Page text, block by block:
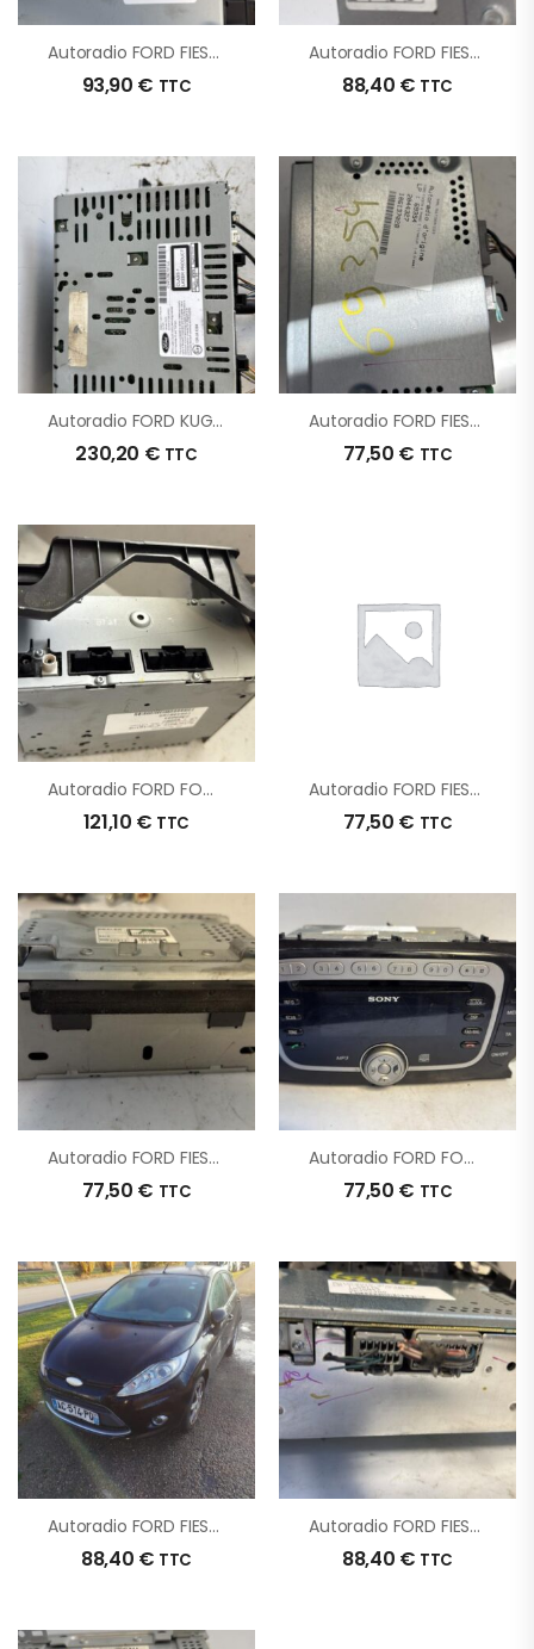
Autoradio FORD FIESTA 6 PHASE 1 D’origine – 2012 – Occasion
93,90 € TTC
Autoradio FORD FIESTA 6 PHASE 1 D’origine – 2010 – Occasion
88,40 € TTC
Autoradio FORD KUGA 2 PHASE 1 D’origine – 2016 – Occasion
230,20 € TTC
Autoradio FORD FIESTA 6 PHASE 1 D’origine – 2012 – Occasion
77,50 € TTC
Autoradio FORD FOCUS 3 PHASE 2 D’origine – 2016 – Occasion
121,10 € TTC
Autoradio FORD FIESTA 6 PHASE 1 D’origine – 2011 – Occasion
77,50 € TTC
Autoradio FORD FIESTA 6 PHASE 1 D’origine – 2011 – Occasion
77,50 € TTC
Autoradio FORD FOCUS 2 PHASE 2 BREAK D’origine – 2008 – Occasion
77,50 € TTC
Autoradio FORD FIESTA 6 PHASE 1 D’origine – 2009 – Occasion
88,40 € TTC
Autoradio FORD FIESTA 6 PHASE 1 D’origine – 2010 – Occasion
88,40 € TTC